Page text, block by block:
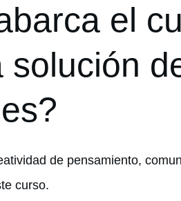
el
solución
de pensamiento,
curso.